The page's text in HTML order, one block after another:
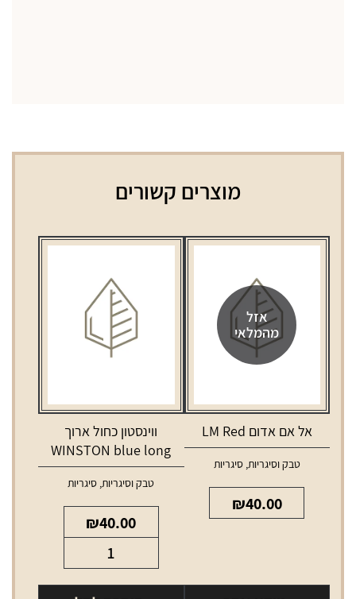
מוצרים קשורים
אזל
מהמלאי
אל אם אדום LM Red
טבק וסיגריות,סיגריות
₪40.00
ווינסטון כחול ארוך
WINSTON blue long
טבק וסיגריות, סיגריות
₪40.00
של
ווינסטון